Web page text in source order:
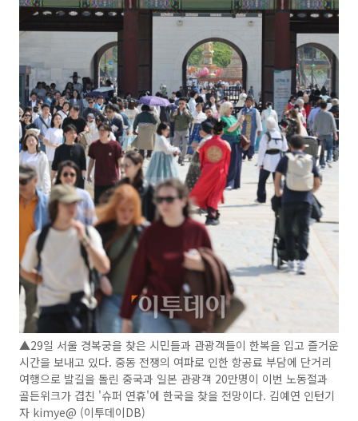
▲29일 서울 경복궁을 찾은 시민들과 관광객들이 한복을 입고 즐거운
시간을 보내고 있다. 중동 전쟁의 여파로 인한 항공료 부담에 단거리
여행으로 발길을 돌린 중국과 일본 관광객 20만명이 이번 노동절과
골든위크가 겹친 '슈퍼 연휴'에 한국을 찾을 전망이다. 김예연 인턴기
자 kimye@ (이투데이DB)